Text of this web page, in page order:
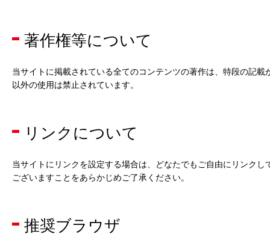
著作権等について
当サイトに掲載されている全てのコンテンツの著作は、特段の記
以外の使用は禁止されています。
リンクについて
当サイトにリンクを設定する場合は、どなたでもご自由にリンク
ございますことをあらかじめご了承ください。
推奨ブラウザ